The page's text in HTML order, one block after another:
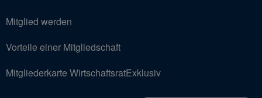
Mitglied werden
Vorteile einer Mitgliedschaft
Mitgliederkarte WirtschaftsratExklusiv